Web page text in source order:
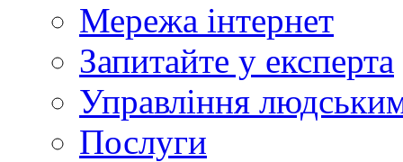
Мережа інтернет
Запитайте у експерта
Управління
Послуги